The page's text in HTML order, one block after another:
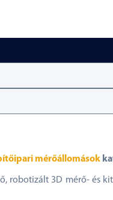
mérőállomások
robotizált 3D mérő- és